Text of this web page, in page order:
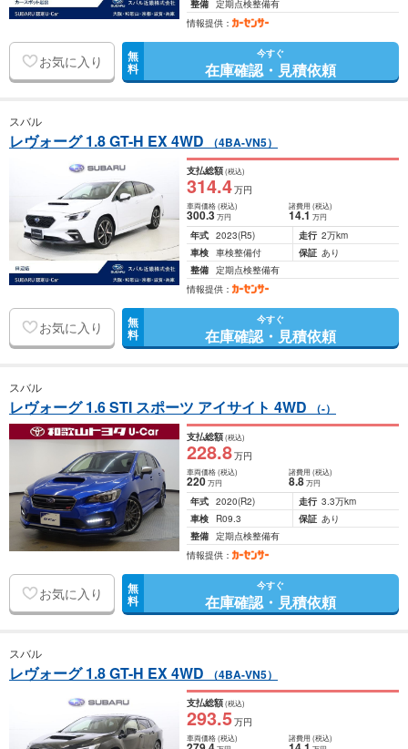
整備 定期点検整備有
情報提供：
お気に入り 無
料
今すぐ
在庫確認・見積依頼
スバル
レヴォーグ 1.8 GT-H EX 4WD （4BA-VN5）
支払総額(税込)
314.4万円
車両価格(税込)
300.3万円
諸費用 (税込)
14.1 万円
年式 2023(R5) 走行 2万km
車検 車検整備付 保証 あり
整備 定期点検整備有
情報提供：
お気に入り 無
料
今すぐ
在庫確認・見積依頼
スバル
レヴォーグ 1.6 STI スポーツ アイサイト 4WD （-）
支払総額(税込)
228.8万円
車両価格(税込)
220万円
諸費用 (税込)
8.8 万円
年式 2020(R2) 走行 3.3万km
車検
R09.3 保証 あり
整備 定期点検整備有
情報提供：
お気に入り 無
料
今すぐ
在庫確認・見積依頼
スバル
レヴォーグ 1.8 GT-H EX 4WD （4BA-VN5）
支払総額(税込)
293.5万円
車両価格(税込) 諸費用 (税込)